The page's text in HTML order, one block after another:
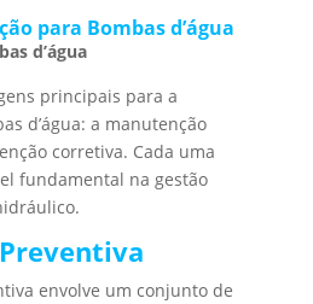
para Bombas d’água
d’água
principais para a
d’água: a manutenção
corretiva. Cada uma
fundamental na gestão
envolve um conjunto de